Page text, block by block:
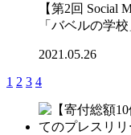
【第2回 Social
「バベルの学校
2021.05.26
1 2 3 4